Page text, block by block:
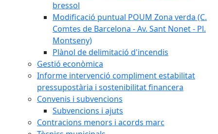
bressol
Modificació puntual POUM Zona verda (C.
Comtes de Barcelona - Av. Sant Nonet - Pl.
Montseny)
Plànol de delimitació d'incendis
Gestió econòmica
Informe intervenció compliment estabilitat
pressupostària i sostenibilitat financera
Convenis i subvencions
Subvencions i ajuts
Contracions menors i acords marc